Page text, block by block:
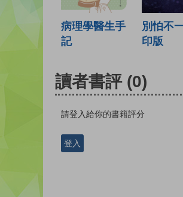
病理學醫生手
記
別怕不
印版
讀者書評 (0)
請登入給你的書籍評分
登入